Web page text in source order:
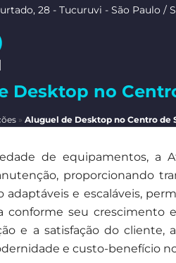
28 - Tucuruvi - São Paulo /
Desktop no
» Aluguel de Desktop no Centro de
de equipamentos, a
proporcionando
adaptáveis e escaláveis,
conforme seu crescimento
e a satisfação do cliente,
e custo-benefício